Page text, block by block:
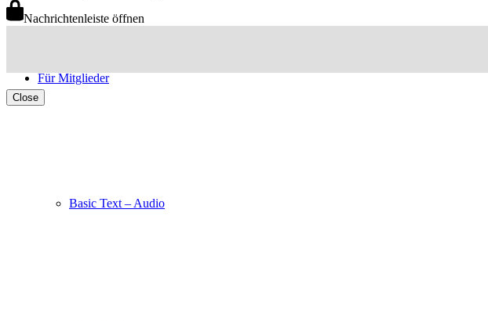
Für Mitglieder
Basic Text – Audio
Nachrichtenleiste öffnen
Close